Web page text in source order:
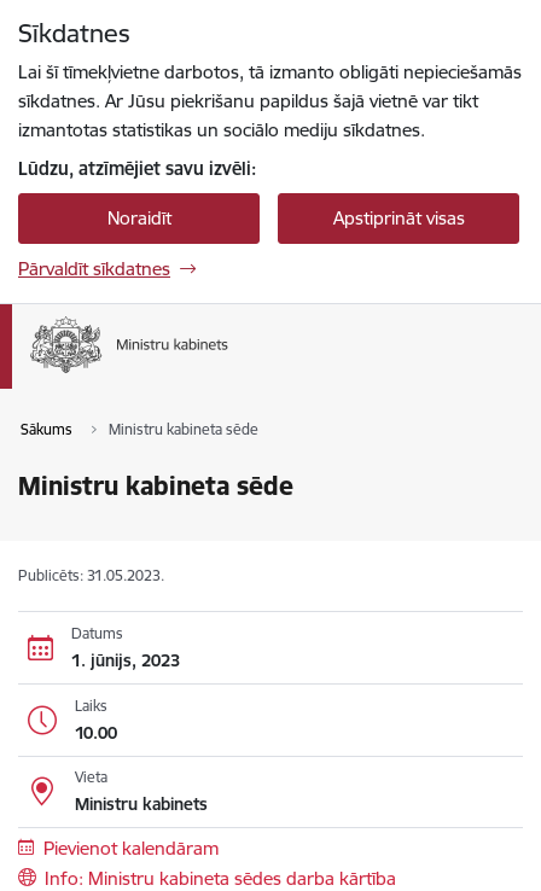
Sīkdatnes
Lai šī tīmekļvietne darbotos, tā izmanto obligāti nepieciešamās
sīkdatnes. Ar Jūsu piekrišanu papildus šajā vietnē var tikt
izmantotas statistikas un sociālo mediju sīkdatnes.
Lūdzu, atzīmējiet savu izvēli:
Noraidīt Apstiprināt visas
Pārvaldīt sīkdatnes
Sākums Ministru kabineta sēde
Ministru kabineta sēde
Publicēts: 31.05.2023.
Datums
1. jūnijs, 2023
Laiks
10.00
Vieta
Ministru kabinets
Pievienot kalendāram
Info: Ministru kabineta sēdes darba kārtība